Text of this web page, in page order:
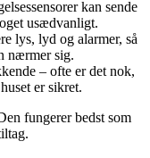
kan sende
usædvanligt.
lys, lyd og alarmer, så
nærmer sig.
– ofte er det nok,
er sikret.
fungerer bedst som